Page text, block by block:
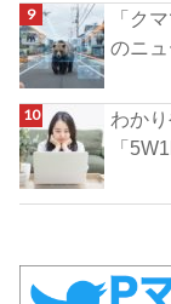
「ク
のニ
わか
「